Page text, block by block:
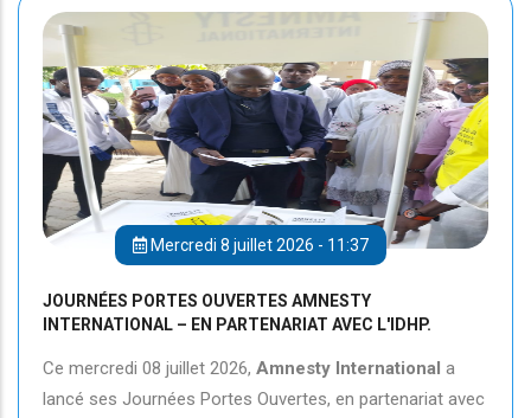
Mercredi 8 juillet 2026 - 11:37
JOURNÉES PORTES OUVERTES AMNESTY
INTERNATIONAL – EN PARTENARIAT AVEC L'IDHP.
Ce mercredi 08 juillet 2026, Amnesty International a
lancé ses Journées Portes Ouvertes, en partenariat avec